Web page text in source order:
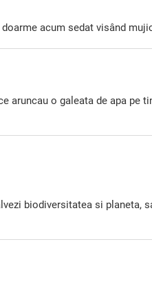
acum sedat visând
aruncau o galeata de apa pe
biodiversitatea si planeta,